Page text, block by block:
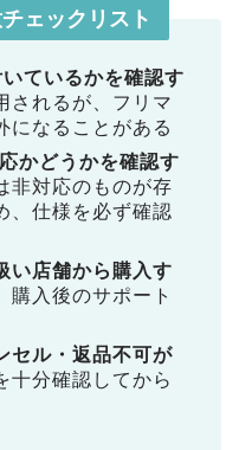
ェックリスト
ているかを確認す
されるが、フリマ
になることがある
かどうかを確認す
非対応のものが存
、仕様を必ず確認
い店舗から購入す
購入後のサポート
セル・返品不可が
十分確認してから